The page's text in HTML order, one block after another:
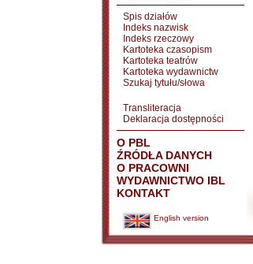
Spis działów
Indeks nazwisk
Indeks rzeczowy
Kartoteka czasopism
Kartoteka teatrów
Kartoteka wydawnictw
Szukaj tytułu/słowa
Transliteracja
Deklaracja dostępności
O PBL
ŹRÓDŁA DANYCH
O PRACOWNI
WYDAWNICTWO IBL
KONTAKT
English version